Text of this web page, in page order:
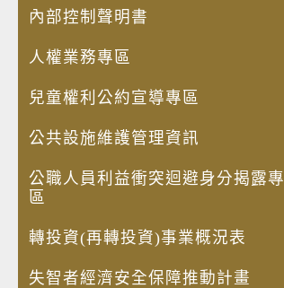
內部控制聲明書
人權業務專區
兒童權利公約宣導專區
公共設施維護管理資訊
公職人員利益衝突迴避身分揭露專
區
轉投資(再轉投資)事業概況表
失智者經濟安全保障推動計畫